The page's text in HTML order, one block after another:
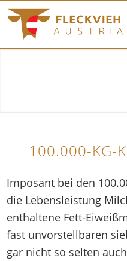
100.000-KG-
Imposant bei den
die Lebensleistung
enthaltene Fett-
fast unvorstellbaren
gar nicht so selten